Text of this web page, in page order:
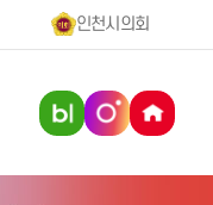
인천시의회